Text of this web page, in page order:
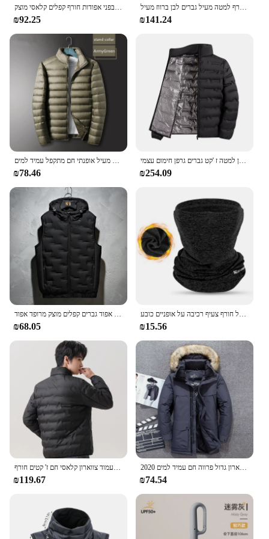
גרפן קל משקל כלפי מטה גברים לעמוד צווארון עמיד בפני אפודות חורף קפלים קלאסי מוצק
₪92.25
חורף למטה מעיל גברים לבן ברווז מעיל windproof נסיעות חמות מחנאות מעיל חדש בצבע מוצק בעבות מוצק ברדס
₪141.24
₪78.46
חורף לבן למטה ז 'קט גברים גרפן חימום עצמי windelpuffer קפלים לעמוד צווארון מחומם מזדמנים מעילים חמים למטה גברים
₪254.09
₪68.05 ₪15.56
₪119.67
2020 חדש-40 מעלות העליון באיכות גבוהה ברווז למטה גברים גברים מעובה חורף עבה צווארון גדול פרווה חם עמיד למים
₪74.54